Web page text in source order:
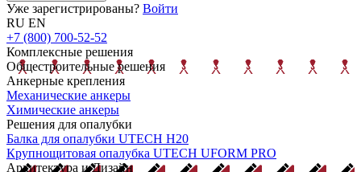
Уже зарегистрированы? Войти
RU EN
+7 (800) 700-52-52
Комплексные решения
Общестроительные решения
Анкерные крепления
Механические анкеры
Химические анкеры
Решения для опалубки
Балка для опалубки UTECH H20
Крупнощитовая опалубка UTECH UFORM PRO
Архитектура и Дизайн